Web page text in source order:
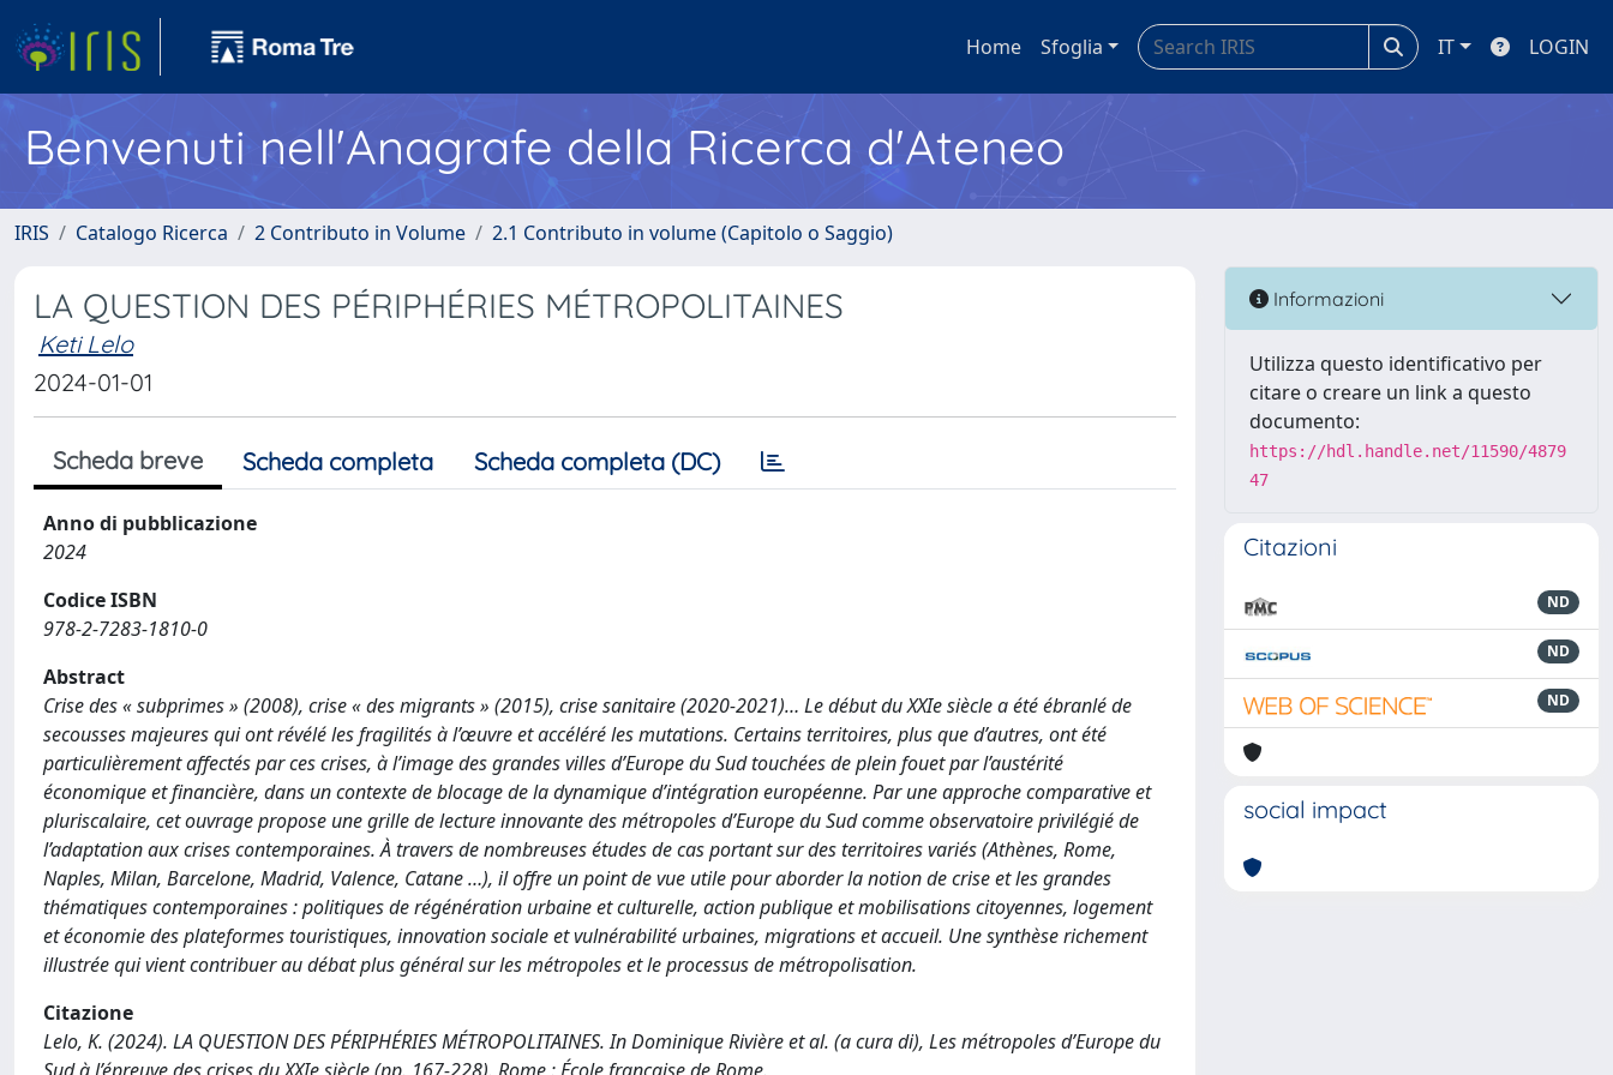
Home Sfoglia IT LOGIN
Benvenuti nell'Anagrafe della Ricerca d'Ateneo
IRIS Catalogo Ricerca 2 Contributo in Volume 2.1 Contributo in volume (Capitolo o Saggio)
LA QUESTION DES PÉRIPHÉRIES MÉTROPOLITAINES
Keti Lelo
2024-01-01
Scheda breve Scheda completa Scheda completa (DC)
Anno di pubblicazione
2024
Codice ISBN
978-2-7283-1810-0
Abstract
Crise des « subprimes » (2008), crise « des migrants » (2015), crise sanitaire (2020-2021)… Le début du XXIe siècle a été ébranlé de
secousses majeures qui ont révélé les fragilités à l’œuvre et accéléré les mutations. Certains territoires, plus que d’autres, ont été
particulièrement affectés par ces crises, à l’image des grandes villes d’Europe du Sud touchées de plein fouet par l’austérité
économique et financière, dans un contexte de blocage de la dynamique d’intégration européenne. Par une approche comparative et
pluriscalaire, cet ouvrage propose une grille de lecture innovante des métropoles d’Europe du Sud comme observatoire privilégié de
l’adaptation aux crises contemporaines. À travers de nombreuses études de cas portant sur des territoires variés (Athènes, Rome,
Naples, Milan, Barcelone, Madrid, Valence, Catane …), il offre un point de vue utile pour aborder la notion de crise et les grandes
thématiques contemporaines : politiques de régénération urbaine et culturelle, action publique et mobilisations citoyennes, logement
et économie des plateformes touristiques, innovation sociale et vulnérabilité urbaines, migrations et accueil. Une synthèse richement
illustrée qui vient contribuer au débat plus général sur les métropoles et le processus de métropolisation.
Citazione
Lelo, K. (2024). LA QUESTION DES PÉRIPHÉRIES MÉTROPOLITAINES. In Dominique Rivière et al. (a cura di), Les métropoles d’Europe du
Informazioni
Utilizza questo identificativo per
citare o creare un link a questo
documento:
https://hdl.handle.net/11590/4879
47
Citazioni
ND
ND
ND
social impact